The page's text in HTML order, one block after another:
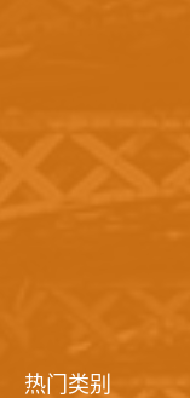
热门类别